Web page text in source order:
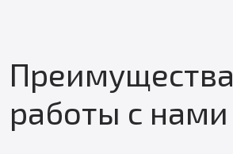
Преимущества
работы с нами